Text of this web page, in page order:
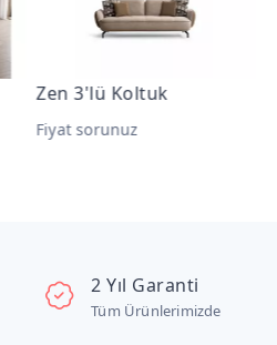
Zen 3'lü Koltuk
Fiyat sorunuz
2 Yıl Garanti
Tüm Ürünlerimizde